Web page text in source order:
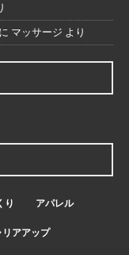
に マッサージ より
り アパレル
リアアップ